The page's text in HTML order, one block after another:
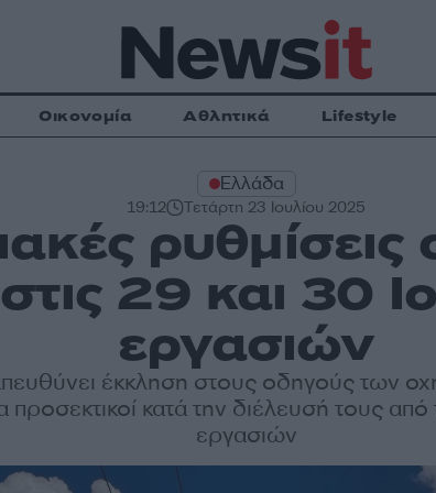
Οικονομία Αθλητικά Lifestyle
Ελλάδα
19:12 Τετάρτη 23 Ιουλίου 2025
29 και 30
εργασιών
έκκληση στους οδηγούς των
προσεκτικοί κατά την διέλευσή τους
εργασιών